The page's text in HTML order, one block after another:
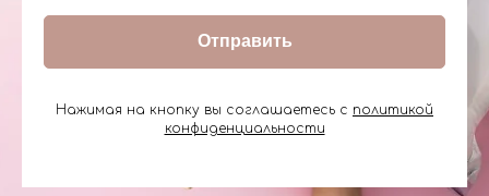
Отправить
Нажимая на кнопку вы соглашаетесь с политикой
конфиденциальности